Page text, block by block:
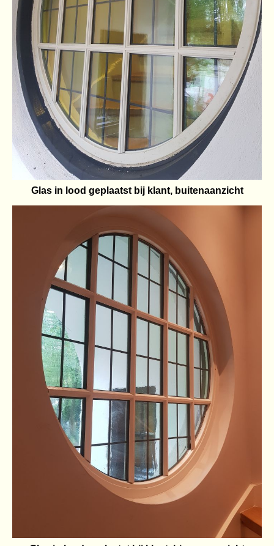
Glas in lood geplaatst bij klant, buitenaanzicht